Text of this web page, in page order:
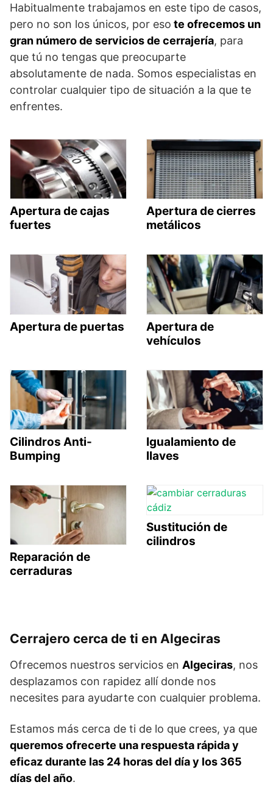
Habitualmente trabajamos en este tipo de casos,
pero no son los únicos, por eso te ofrecemos un
gran número de servicios de cerrajería, para
que tú no tengas que preocuparte
absolutamente de nada. Somos especialistas en
controlar cualquier tipo de situación a la que te
enfrentes.
Apertura de cajas
fuertes
Apertura de cierres
metálicos
Apertura de puertas
Apertura de
vehículos
Cilindros Anti-
Bumping
Igualamiento de
llaves
Reparación de
cerraduras
Sustitución de
cilindros
Cerrajero cerca de ti en Algeciras
Ofrecemos nuestros servicios en Algeciras, nos
desplazamos con rapidez allí donde nos
necesites para ayudarte con cualquier problema.
Estamos más cerca de ti de lo que crees, ya que
queremos ofrecerte una respuesta rápida y
eficaz durante las 24 horas del día y los 365
días del año.